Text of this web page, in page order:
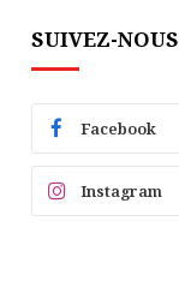
SUIVEZ-NOUS
Facebook
Instagram